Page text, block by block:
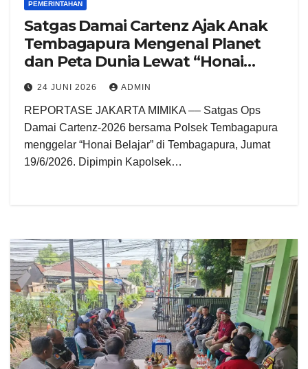
PEMERINTAHAN
Satgas Damai Cartenz Ajak Anak
Tembagapura Mengenal Planet
dan Peta Dunia Lewat “Honai
Belajar”
24 JUNI 2026 ADMIN
REPORTASE JAKARTA MIMIKA –– Satgas Ops
Damai Cartenz-2026 bersama Polsek Tembagapura
menggelar “Honai Belajar” di Tembagapura, Jumat
19/6/2026. Dipimpin Kapolsek…